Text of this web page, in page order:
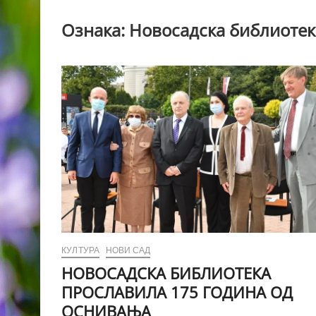
Ознака: Новосадска
КУЛТУРА НОВИ САД
НОВОСАДСКА БИБЛИОТЕКА
ПРОСЛАВИЛА 175 ГОДИНА ОД
ОСНИВАЊА